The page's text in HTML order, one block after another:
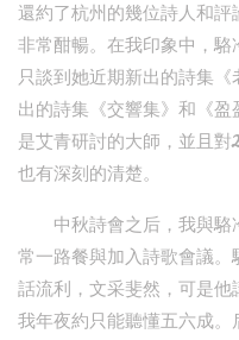
還約了杭州的幾位詩人和評
非常酣暢。在我印象中，
只談到她近期新出的詩集
出的詩集《交響集》和《
是艾青研討的大師，並且
也有深刻的清楚。
中秋詩會之后，我與
常一路餐與加入詩歌會議
話流利，文采斐然，可是他
我年夜約只能聽懂五六成